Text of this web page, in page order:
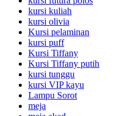
kursi kuliah
kursi olivia
Kursi pelaminan
kursi puff
Kursi Tiffany
Kursi Tiffany putih
kursi tunggu
kursi VIP kayu
Lampu Sorot
meja